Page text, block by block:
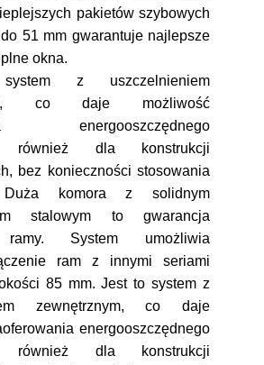
pakietów szybowych
51 mm gwarantuje najlepsze
okna.
z uszczelnieniem
co daje możliwość
energooszczędnego
również dla konstrukcji
bez konieczności stosowania
Duża komora z solidnym
stalowym to gwarancja
ramy. System umożliwia
ram z innymi seriami
85 mm. Jest to system z
zewnętrznym, co daje
energooszczędnego
również dla konstrukcji